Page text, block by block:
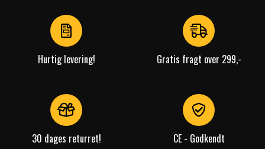
Hurtig levering! Gratis fragt over 299,-
30 dages returret! CE - Godkendt